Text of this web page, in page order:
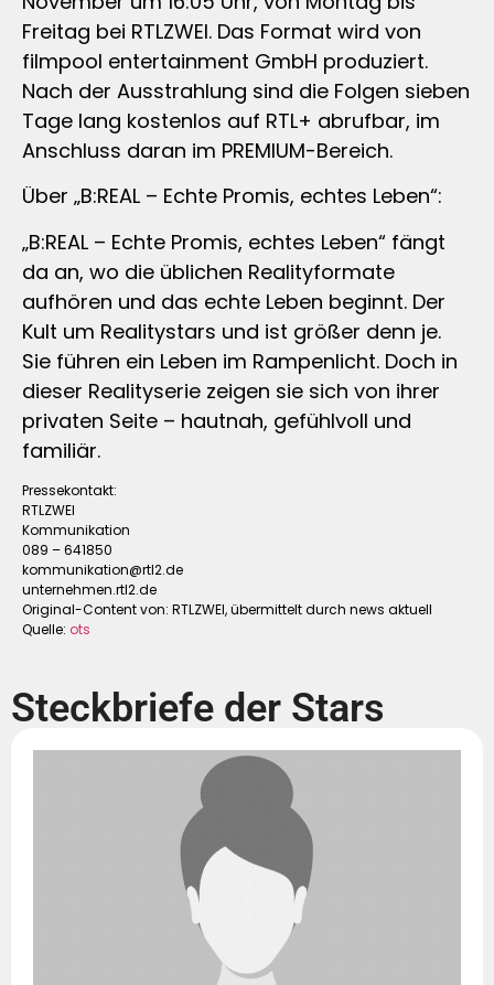
Freitag bei RTLZWEI. Das Format wird von
filmpool entertainment GmbH produziert.
Nach der Ausstrahlung sind die Folgen sieben
Tage lang kostenlos auf RTL+ abrufbar, im
Anschluss daran im PREMIUM-Bereich.
Über „B:REAL – Echte Promis, echtes Leben“:
„B:REAL – Echte Promis, echtes Leben“ fängt
da an, wo die üblichen Realityformate
aufhören und das echte Leben beginnt. Der
Kult um Realitystars und ist größer denn je.
Sie führen ein Leben im Rampenlicht. Doch in
dieser Realityserie zeigen sie sich von ihrer
privaten Seite – hautnah, gefühlvoll und
familiär.
Pressekontakt:
RTLZWEI
Kommunikation
089 – 641850
kommunikation@rtl2.de
unternehmen.rtl2.de
Original-Content von: RTLZWEI, übermittelt durch news aktuell
Quelle: ots
Steckbriefe der Stars